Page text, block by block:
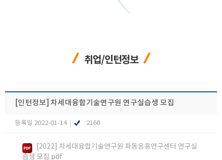
취업/인턴정보
[인턴정보] 차세대융합기술연구원 연구실습생 모집
등록일 2022-01-14 2160
[2022] 차세대융합기술연구원 파동응용연구센터 연구실
습생 모집.pdf